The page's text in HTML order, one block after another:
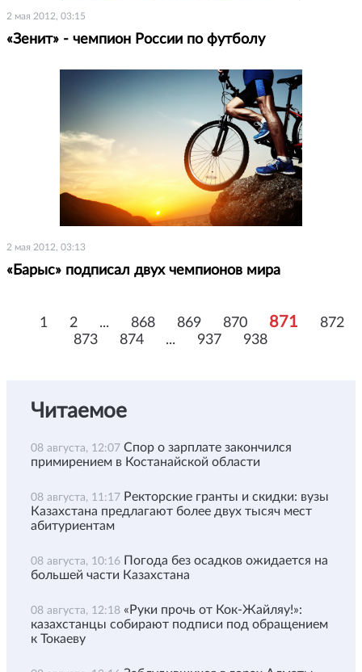
2 мая 2012, 03:15
«Зенит» - чемпион России по футболу
2 мая 2012, 03:13
«Барыс» подписал двух чемпионов мира
1 2 ... 868 869 870 871
872
873
874 ... 937 938
Читаемое
08 августа, 12:07 Спор о зарплате закончился
примирением в Костанайской области
08 августа, 11:17 Ректорские гранты и скидки: вузы
Казахстана предлагают более двух тысяч мест
абитуриентам
08 августа, 10:16 Погода без осадков ожидается на
большей части Казахстана
08 августа, 12:18 «Руки прочь от Кок-Жайляу!»:
казахстанцы собирают подписи под обращением
к Токаеву